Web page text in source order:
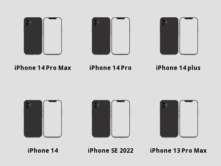
iPhone 14 Pro Max iPhone 14 Pro iPhone 14 plus
iPhone 14 iPhone SE 2022 iPhone 13 Pro Max